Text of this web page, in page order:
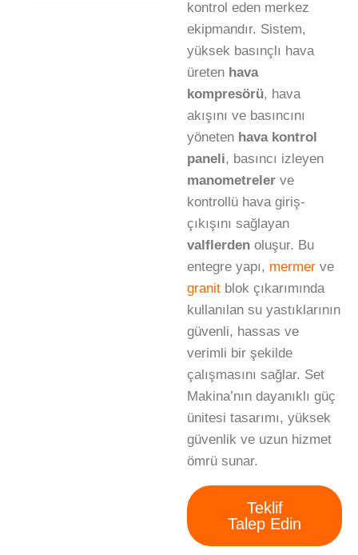
kontrol eden merkez
ekipmandır. Sistem,
yüksek basınçlı hava
üreten hava
kompresörü, hava
akışını ve basıncını
yöneten hava kontrol
paneli, basıncı izleyen
manometreler ve
kontrollü hava giriş-
çıkışını sağlayan
valflerden oluşur. Bu
entegre yapı, mermer ve
granit blok çıkarımında
kullanılan su yastıklarının
güvenli, hassas ve
verimli bir şekilde
çalışmasını sağlar. Set
Makina’nın dayanıklı güç
ünitesi tasarımı, yüksek
güvenlik ve uzun hizmet
ömrü sunar.
Teklif
Talep Edin